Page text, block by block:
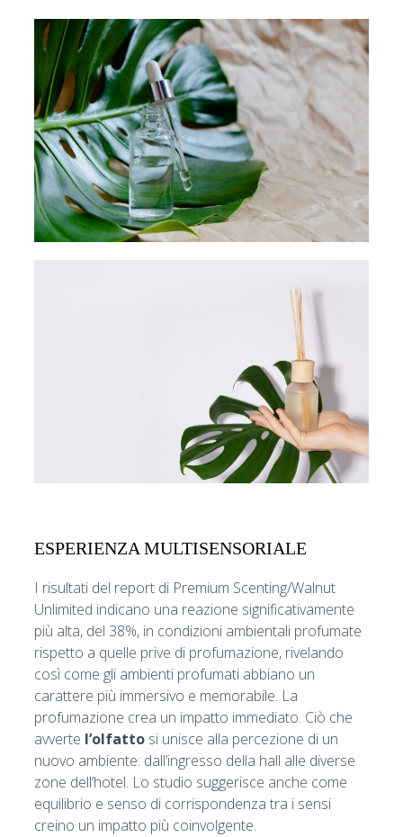
ESPERIENZA MULTISENSORIALE
I risultati del report di Premium Scenting/Walnut
Unlimited indicano una reazione significativamente
più alta, del 38%, in condizioni ambientali profumate
rispetto a quelle prive di profumazione, rivelando
così come gli ambienti profumati abbiano un
carattere più immersivo e memorabile. La
profumazione crea un impatto immediato. Ciò che
avverte l’olfatto si unisce alla percezione di un
nuovo ambiente: dall’ingresso della hall alle diverse
zone dell’hotel. Lo studio suggerisce anche come
equilibrio e senso di corrispondenza tra i sensi
creino un impatto più coinvolgente.